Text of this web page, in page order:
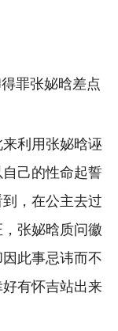
利用张妼晗诬
己的性命起誓
，在公主去过
张妼晗质问徽
此事忌讳而不
有怀吉站出来